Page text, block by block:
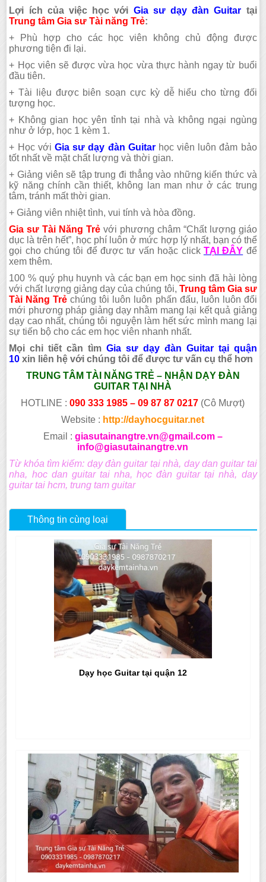
Lợi ích của việc học với Gia sư dạy đàn Guitar tại
Trung tâm Gia sư Tài năng Trẻ:
+ Phù hợp cho các học viên không chủ động được
phương tiện đi lại.
+ Học viên sẽ được vừa học vừa thực hành ngay từ buổi
đầu tiên.
+ Tài liệu được biên soạn cực kỳ dễ hiểu cho từng đối
tượng học.
+ Không gian học yên tỉnh tại nhà và không ngại ngùng
như ở lớp, học 1 kèm 1.
+ Học với Gia sư dạy đàn Guitarhọc viên luôn đảm bảo
tốt nhất về mặt chất lượng và thời gian.
+ Giảng viên sẽ tập trung đi thẳng vào những kiến thức và
kỹ năng chính cần thiết, không lan man như ở các trung
tâm, tránh mất thời gian.
+ Giảng viên nhiệt tình, vui tính và hòa đồng.
Gia sư Tài Năng Trẻ với phương châm “Chất lượng giáo
dục là trên hết”, học phí luôn ở mức hợp lý nhất, bạn có thể
gọi cho chúng tôi để được tư vấn hoặc click TẠI ĐÂY để
xem thêm.
100 % quý phụ huynh và các bạn em học sinh đã hài lòng
với chất lượng giảng dạy của chúng tôi, Trung tâm Gia sư
Tài Năng Trẻ chúng tôi luôn luôn phấn đấu, luôn luôn đổi
mới phương pháp giảng dạy nhằm mang lại kết quả giảng
dạy cao nhất, chúng tôi nguyện làm hết sức mình mang lại
sự tiến bộ cho các em học viên nhanh nhất.
Mọi chi tiết cần tìmGia sư dạy đàn Guitar tại quận
10 xin liên hệ với chúng tôi để được tư vấn cụ thể hơn
TRUNG TÂM TÀI NĂNG TRẺ – NHẬN DẠY ĐÀN
GUITAR TẠI NHÀ
HOTLINE :090 333 1985 – 09 87 87 0217 (Cô Mượt)
Website : http://dayhocguitar.net
Email : giasutainangtre.vn@gmail.com –
info@giasutainangtre.vn
Từ khóa tìm kiếm: dạy đàn guitar tại nhà, day dan guitar tai
nha, hoc dan guitar tai nha, học đàn guitar tại nhà, day
guitar tai hcm, trung tam guitar
Thông tin cùng loại
Dạy học Guitar tại quận 12